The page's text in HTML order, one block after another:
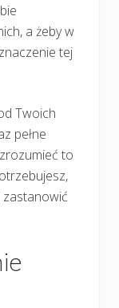
a żeby w
tej
Twoich
pełne
to
zastanowić